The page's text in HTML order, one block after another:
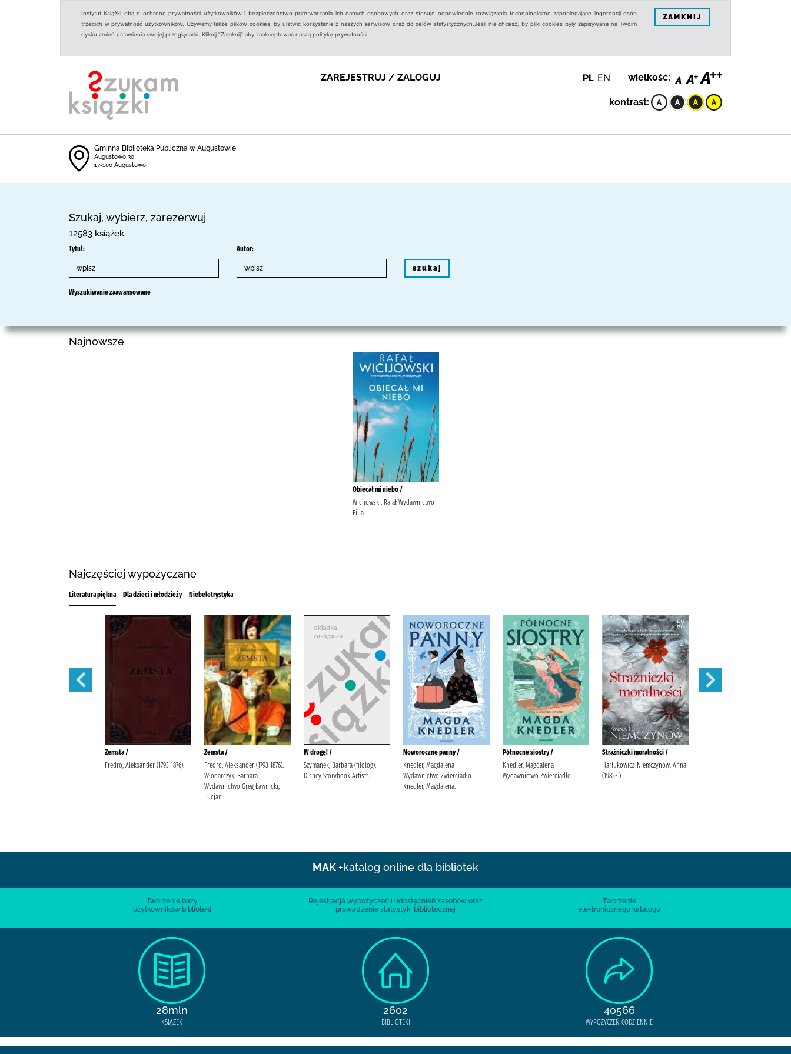
Instytut Książki dba o ochronę prywatności użytkowników i bezpieczeństwo przetwarzania ich danych osobowych oraz stosuje odpowiednie rozwiązania technologiczne zapobiegające ingerencji osób
trzecich w prywatność użytkowników. Używamy także plików cookies, by ułatwić korzystanie z naszych serwisów oraz do celów statystycznych.Jeśli nie chcesz, by pliki cookies były zapisywane na Twoim
dysku zmień ustawienia swojej przeglądarki. Kliknij "Zamknij" aby zaakceptować naszą politykę prywatności.
ZAMKNIJ
ZAREJESTRUJ / ZALOGUJ PL EN wielkość:
kontrast:
Gminna Biblioteka Publiczna w Augustowie
Augustowo 30
17-100 Augustowo
Szukaj, wybierz, zarezerwuj
12583 książek
Tytuł: Autor:
szukaj
Wyszukiwanie zaawansowane
Najnowsze
Obiecał mi niebo /
Wicijowski, Rafał Wydawnictwo
Filia
Najczęściej wypożyczane
Literatura piękna Dla dzieci i młodzieży Niebeletrystyka
Zemsta /
Fredro, Aleksander (1793-1876).
Zemsta /
Fredro, Aleksander (1793-1876).
Włodarczyk, Barbara
Wydawnictwo Greg Ławnicki,
Lucjan
W drogę! /
Szymanek, Barbara (filolog).
Disney Storybook Artists
Noworoczne panny /
Knedler, Magdalena
Wydawnictwo Zwierciadło
Knedler, Magdalena.
Północne siostry /
Knedler, Magdalena
Wydawnictwo Zwierciadło
Strażniczki moralności /
Harłukowicz-Niemczynow, Anna
(1982- )
MAK +katalog online dla bibliotek
Tworzenie bazy
użytkowników biblioteki
Rejestracja wypożyczeń i udostępnień zasobów oraz
prowadzenie statystyki bibliotecznej
Tworzenie
elektronicznego katalogu
28mln
KSIĄŻEK
2602
BIBLIOTEKI
40566
WYPOŻYCZEŃ CODZIENNIE